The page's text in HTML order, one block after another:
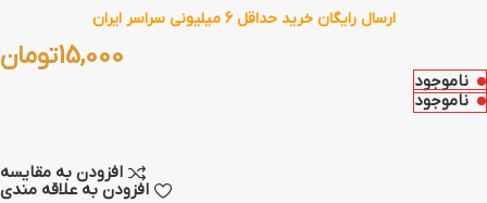
ارسال رایگان خرید حداقل 6 میلیونی سراسر ایران
15,000تومان
ناموجود
ناموجود
افزودن به مقایسه
افزودن به علاقه مندی